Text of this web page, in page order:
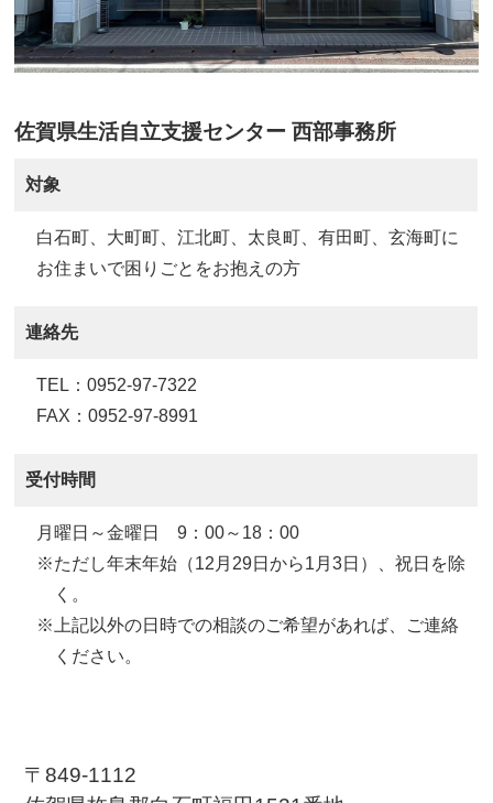
佐賀県生活自立支援センター 西部事務所
対象
白石町、大町町、江北町、太良町、有田町、玄海町に
お住まいで困りごとをお抱えの方
連絡先
TEL：0952-97-7322
FAX：0952-97-8991
受付時間
月曜日～金曜日 9：00～18：00
※ただし年末年始（12月29日から1月3日）、祝日を除
く。
※上記以外の日時での相談のご希望があれば、ご連絡
ください。
〒849-1112